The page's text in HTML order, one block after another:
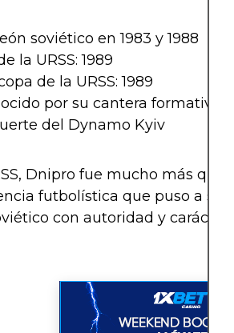
soviético en 1983 y 1988
la URSS: 1989
de la URSS: 1989
por su cantera formativa
del Dynamo Kyiv
Dnipro fue mucho más que
futbolística que puso a su
con autoridad y carácter.